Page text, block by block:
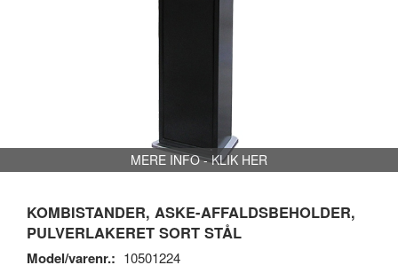
MERE INFO - KLIK HER
KOMBISTANDER, ASKE-AFFALDSBEHOLDER,
PULVERLAKERET SORT STÅL
Model/varenr.: 10501224